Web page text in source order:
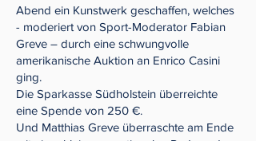
Abend ein Kunstwerk geschaffen, welches
- moderiert von Sport-Moderator Fabian
Greve – durch eine schwungvolle
amerikanische Auktion an Enrico Casini
ging.
Die Sparkasse Südholstein überreichte
eine Spende von 250 €.
Und Matthias Greve überraschte am Ende